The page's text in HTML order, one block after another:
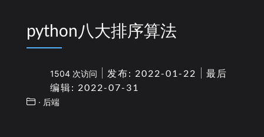
python八大排序算法
1504 次访问 发布: 2022-01-22
最后
编辑: 2022-07-31
· 后端